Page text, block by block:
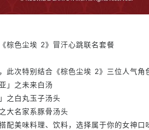
棕色尘埃 2》冒汗心跳联名套餐
此次特别结合《棕色尘埃 2》三位人气角
」之未来白汤
之白丸玉子汤头
大名家系豚骨汤头
配美味料理、饮料，选择属于你的女神口